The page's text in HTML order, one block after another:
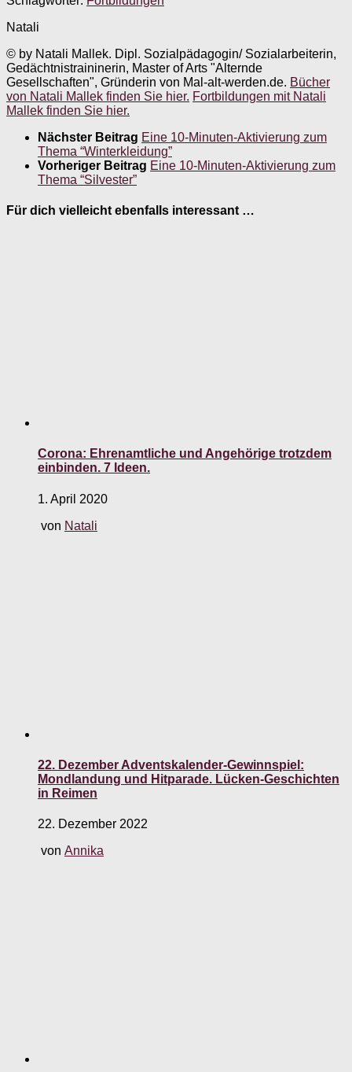
Natali
© by Natali Mallek. Dipl. Sozialpädagogin/ Sozialarbeiterin,
Gedächtnistraininerin, Master of Arts "Alternde
Gesellschaften", Gründerin von Mal-alt-werden.de. Bücher
von Natali Mallek finden Sie hier. Fortbildungen mit Natali
Mallek finden Sie hier.
Nächster Beitrag Eine 10-Minuten-Aktivierung zum
Thema “Winterkleidung”
Vorheriger Beitrag Eine 10-Minuten-Aktivierung zum
Thema “Silvester”
Für dich vielleicht ebenfalls interessant …
Corona: Ehrenamtliche und Angehörige trotzdem
einbinden. 7 Ideen.
1. April 2020
von Natali
22. Dezember Adventskalender-Gewinnspiel:
Mondlandung und Hitparade. Lücken-Geschichten
in Reimen
22. Dezember 2022
von Annika